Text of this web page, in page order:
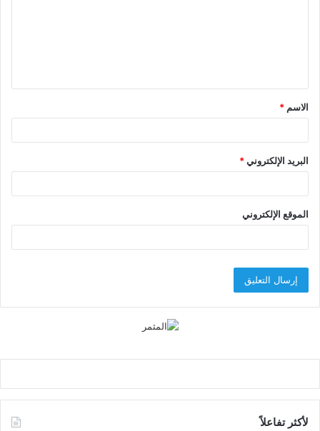
ق
*
الاسم *
البريد الإلكتروني*
الموقع الإلكتروني
لأكثر تفاعلاً